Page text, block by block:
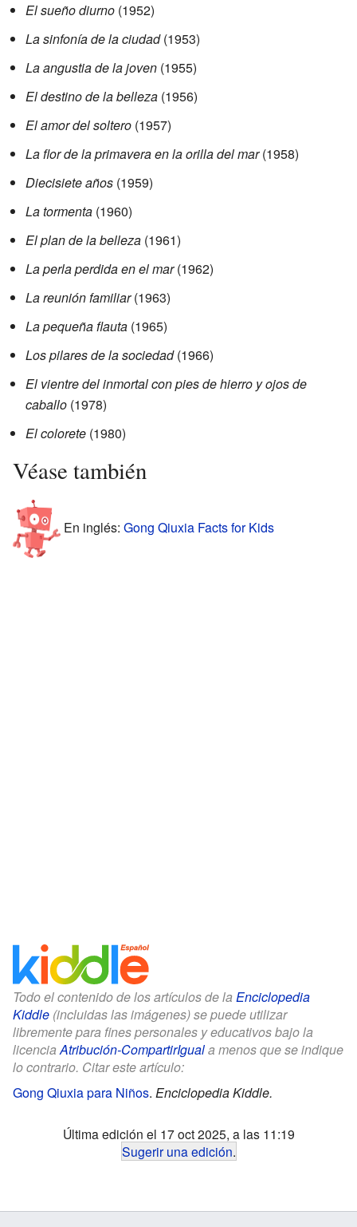
El sueño diurno (1952)
La sinfonía de la ciudad(1953)
La angustia de la joven (1955)
El destino de la belleza (1956)
El amor del soltero (1957)
La flor de la primavera en la orilla del mar(1958)
Diecisiete años (1959)
La tormenta (1960)
El plan de la belleza (1961)
La perla perdida en el mar(1962)
La reunión familiar(1963)
La pequeña flauta (1965)
Los pilares de la sociedad(1966)
El vientre del inmortal con pies de hierro y ojos de
caballo (1978)
El colorete (1980)
Véase también
En inglés: Gong Qiuxia Facts for Kids
Todo el contenido de los artículos de la Enciclopedia
Kiddle (incluidas las imágenes) se puede utilizar
libremente para fines personales y educativos bajo la
licenciaAtribución-CompartirIguala menos que se indique
lo contrario. Citar este artículo:
Gong Qiuxia para Niños. Enciclopedia Kiddle.
Última edición el 17 oct 2025, a las 11:19
Sugerir una edición.